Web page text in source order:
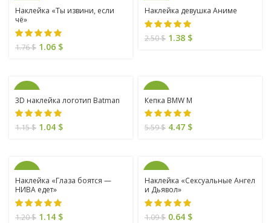
Наклейка «Ты извини, если
чё»
1.76$ 1.06 $
Наклейка девушка Аниме
2.50$ 1.38 $
3D наклейка логотип Batman
1.15$ 1.04 $
Кепка BMW M
5.59$ 4.47 $
Наклейка «Глаза боятся —
НИВА едет»
1.20$ 1.14 $
Наклейка «Сексуальные Ангел
и Дьявол»
1.09$ 0.64 $